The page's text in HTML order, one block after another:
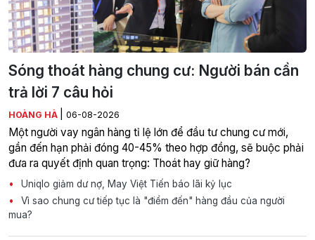
Sóng thoát hàng chung cư: Người bán cần
trả lời 7 câu hỏi
HOÀNG HÀ 06-08-2026
Một người vay ngân hàng tỉ lệ lớn để đầu tư chung cư mới,
gần đến hạn phải đóng 40-45% theo hợp đồng, sẽ buộc phải
đưa ra quyết định quan trọng: Thoát hay giữ hàng?
Uniqlo giảm dư nợ, May Việt Tiến báo lãi kỷ lục
Vì sao chung cư tiếp tục là "điểm đến" hàng đầu của người
mua?